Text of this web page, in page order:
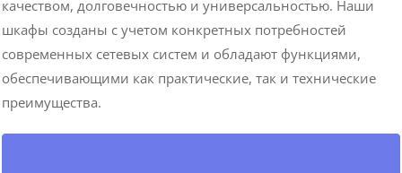
качеством, долговечностью и универсальностью. Наши
шкафы созданы с учетом конкретных потребностей
современных сетевых систем и обладают функциями,
обеспечивающими как практические, так и технические
преимущества.